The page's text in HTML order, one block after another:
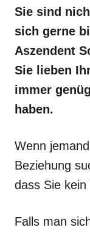
Sie sind
sich gerne
Aszendent
Sie lieben
immer
haben.
Wenn
Beziehung
dass Sie kein
Falls man